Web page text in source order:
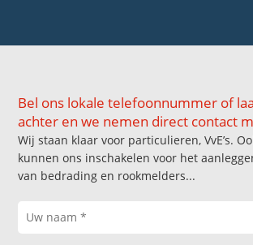
Bel ons lokale telefoonnummer of
achter en we nemen direct contact
Wij staan klaar voor particulieren, VvE’s.
kunnen ons inschakelen voor het
van bedrading en rookmelders...